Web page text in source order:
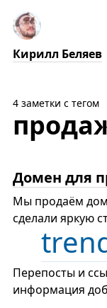
Кирилл Беляев
4 заметки с тегом
Домен для
Мы продаём
сделали яркую
Перепосты и
информация